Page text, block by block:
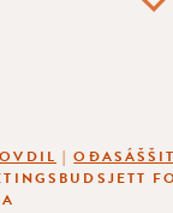
|OĐASÁŠŠIT